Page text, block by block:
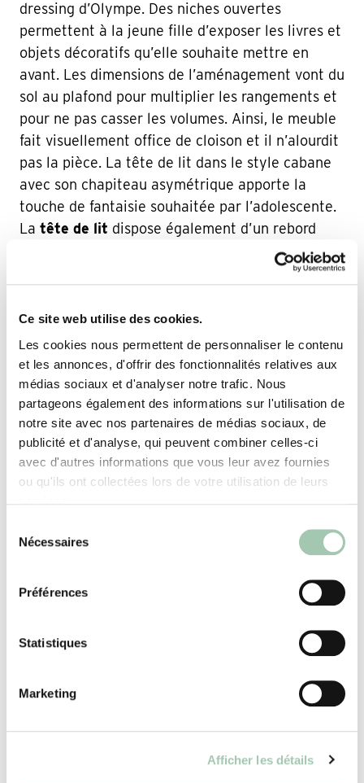
Ce site web utilise des cookies.
Les cookies nous permettent de personnaliser le contenu
et les annonces, d'offrir des fonctionnalités relatives aux
médias sociaux et d'analyser notre trafic. Nous
partageons également des informations sur l'utilisation de
notre site avec nos partenaires de médias sociaux, de
publicité et d'analyse, qui peuvent combiner celles-ci
avec d'autres informations que vous leur avez fournies
ou qu'ils ont collectées lors de votre utilisation de leurs
Nécessaires
Préférences
Statistiques
Marketing
Afficher les détails
dressing d’Olympe. Des niches ouvertes
permettent à la jeune fille d’exposer les livres et
objets décoratifs qu’elle souhaite mettre en
avant. Les dimensions de l’aménagement vont du
sol au plafond pour multiplier les rangements et
pour ne pas casser les volumes. Ainsi, le meuble
fait visuellement office de cloison et il n’alourdit
pas la pièce. La tête de lit dans le style cabane
avec son chapiteau asymétrique apporte la
touche de fantaisie souhaitée par l’adolescente.
La tête de lit dispose également d’un rebord
haut pour poser la lampe de chevet et autres
objets. Pour apporter du contraste, la structure
tonalité de bois clair alors que la partie
rangement est dans un habillage blanc mat. Afin
de finir l’optimisation de la chambre en beauté,
le conseiller Quadro a proposé d’intégrer un
bureau au module en installant un plan de travail
qui part d’une colonne ouverte.
Découvrez nos autres solutions
Tête de lit avec rangements
Aménager une petite chambre